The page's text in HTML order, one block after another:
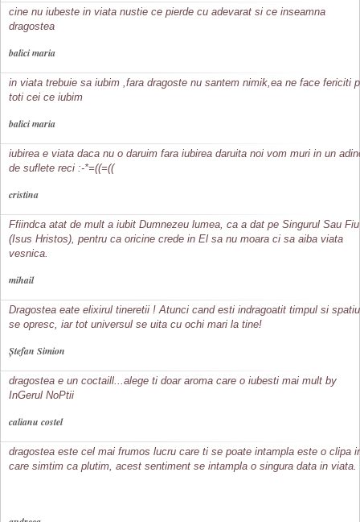
cine nu iubeste in viata nustie ce pierde cu adevarat si ce inseamna
dragostea
balici maria
in viata trebuie sa iubim ,fara dragoste nu santem nimik,ea ne face fericiti p
toti cei ce iubim
balici maria
iubirea e viata daca nu o daruim fara iubirea daruita noi vom muri in un
de suflete reci :-*=((=((
cristina
Ffiindca atat de mult a iubit Dumnezeu lumea, ca a dat pe Singurul Sau Fiu
(Isus Hristos), pentru ca oricine crede in El sa nu moara ci sa aiba viata
vesnica.
mihail
Dragostea eate elixirul tineretii ! Atunci cand esti indragoatit timpul si
se opresc, iar tot universul se uita cu ochi mari la tine!
Ștefan Simion
dragostea e un coctaill...alege ti doar aroma care o iubesti mai mult by
InGerul NoPtii
calianu costel
dragostea este cel mai frumos lucru care ti se poate intampla este o clipa
care simtim ca plutim, acest sentiment se intampla o singura data in viata.